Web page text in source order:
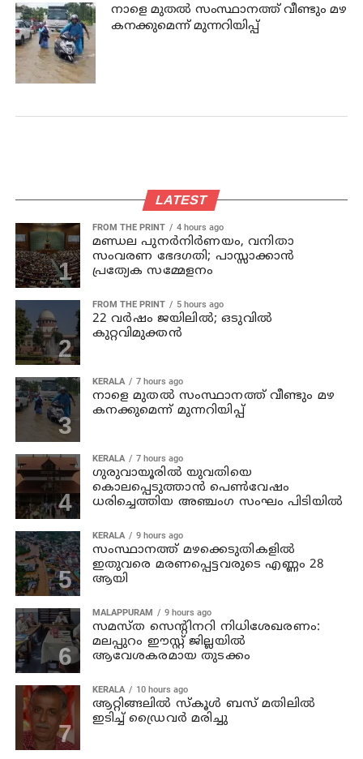
നാളെ മുതല്‍ സംസ്ഥാനത്ത് വീണ്ടും മഴ
കനക്കുമെന്ന് മുന്നറിയിപ്പ്
LATEST
FROM THE PRINT 4 hours ago
മണ്ഡല പുനർനിർണയം, വനിതാ
സംവരണ ഭേദഗതി; പാസ്സാക്കാൻ
പ്രത്യേക സമ്മേളനം
FROM THE PRINT 5 hours ago
22 വർഷം ജയിലിൽ; ഒടുവിൽ
കുറ്റവിമുക്തൻ
KERALA 7 hours ago
നാളെ മുതല്‍ സംസ്ഥാനത്ത് വീണ്ടും മഴ
കനക്കുമെന്ന് മുന്നറിയിപ്പ്
KERALA 7 hours ago
ഗുരുവായൂരില്‍ യുവതിയെ
കൊലപ്പെടുത്താന്‍ പെണ്‍വേഷം
ധരിച്ചെത്തിയ അഞ്ചംഗ സംഘം പിടിയില്‍
KERALA 9 hours ago
സംസ്ഥാനത്ത് മഴക്കെടുതികളില്‍
ഇതുവരെ മരണപ്പെട്ടവരുടെ എണ്ണം 28
ആയി
MALAPPURAM 9 hours ago
സമസ്ത സെന്റിനറി നിധിശേഖരണം:
മലപ്പുറം ഈസ്റ്റ് ജില്ലയിൽ
ആവേശകരമായ തുടക്കം
KERALA 10 hours ago
ആറ്റിങ്ങലില്‍ സ്‌കൂള്‍ ബസ് മതിലില്‍
ഇടിച്ച് ഡ്രൈവര്‍ മരിച്ചു